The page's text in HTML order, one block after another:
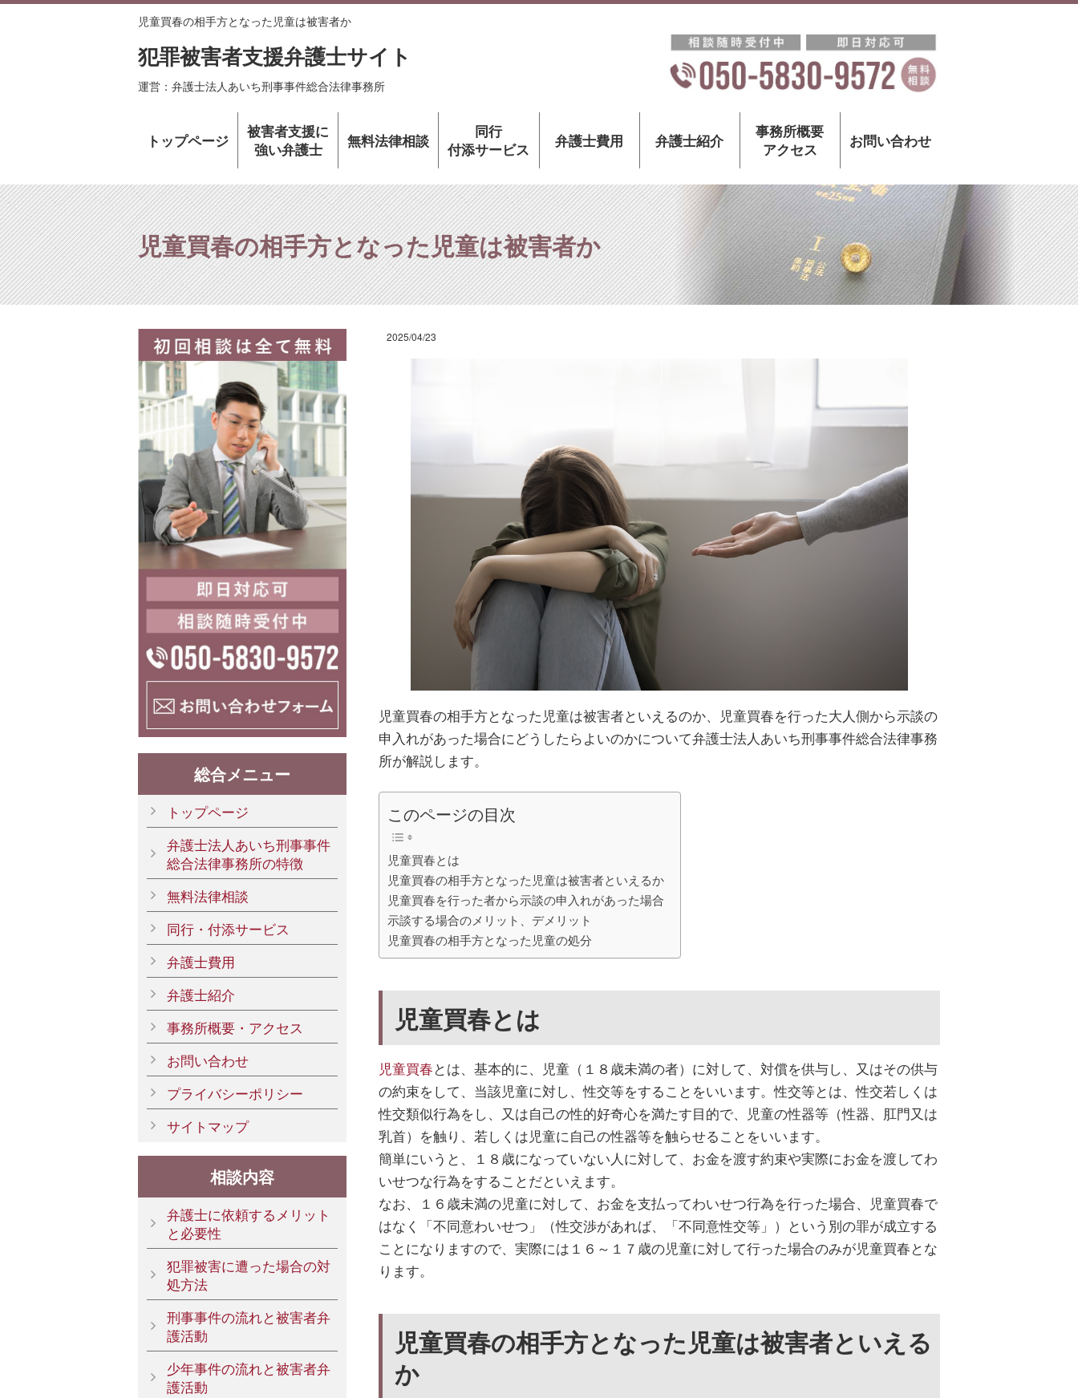
児童買春の相手方となった児童は被害者か
犯罪被害者支援弁護士サイト
運営：弁護士法人あいち刑事事件総合法律事務所
トップページ
被害者支援に
強い弁護士
無料法律相談
同行
付添サービス
弁護士費用 弁護士紹介
事務所概要
アクセス
お問い合わせ
児童買春の相手方となった児童は被害者か
2025/04/23
児童買春の相手方となった児童は被害者といえるのか、児童買春を行った大人側から示談の
申入れがあった場合にどうしたらよいのかについて弁護士法人あいち刑事事件総合法律事務
所が解説します。
このページの目次
児童買春とは
児童買春の相手方となった児童は被害者といえるか
児童買春を行った者から示談の申入れがあった場合
示談する場合のメリット、デメリット
児童買春の相手方となった児童の処分
児童買春とは
児童買春とは、基本的に、児童（１８歳未満の者）に対して、対償を供与し、又はその供与
の約束をして、当該児童に対し、性交等をすることをいいます。性交等とは、性交若しくは
性交類似行為をし、又は自己の性的好奇心を満たす目的で、児童の性器等（性器、肛門又は
乳首）を触り、若しくは児童に自己の性器等を触らせることをいいます。
簡単にいうと、１８歳になっていない人に対して、お金を渡す約束や実際にお金を渡してわ
いせつな行為をすることだといえます。
なお、１６歳未満の児童に対して、お金を支払ってわいせつ行為を行った場合、児童買春で
はなく「不同意わいせつ」（性交渉があれば、「不同意性交等」）という別の罪が成立する
ことになりますので、実際には１６～１７歳の児童に対して行った場合のみが児童買春とな
ります。
児童買春の相手方となった児童は被害者といえる
か
総合メニュー
トップページ
弁護士法人あいち刑事事件
総合法律事務所の特徴
無料法律相談
同行・付添サービス
弁護士費用
弁護士紹介
事務所概要・アクセス
お問い合わせ
プライバシーポリシー
サイトマップ
相談内容
弁護士に依頼するメリット
と必要性
犯罪被害に遭った場合の対
処方法
刑事事件の流れと被害者弁
護活動
少年事件の流れと被害者弁
護活動